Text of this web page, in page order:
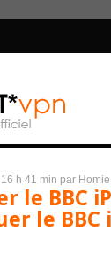
h 41 min par Homie
le BBC
le BBC